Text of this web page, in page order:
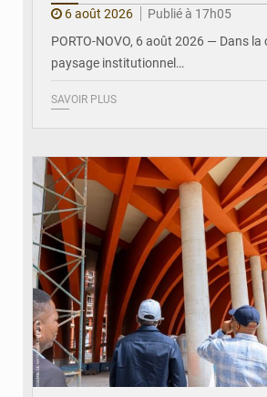
6 août 2026
Publié à 17h05
PORTO-NOVO, 6 août 2026 — Dans la
paysage institutionnel…
SAVOIR PLUS